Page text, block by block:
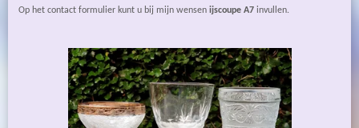
Op het contact formulier kunt u bij mijn wensen ijscoupe A7 invullen.